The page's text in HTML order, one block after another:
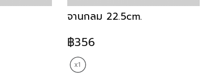
จานกลม 22.5cm.
฿356